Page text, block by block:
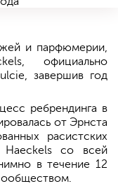
и парфюмерии,
официально
завершив год
ребрендинга в
от Эрнста
расистских
Haeckels со всей
в течение 12